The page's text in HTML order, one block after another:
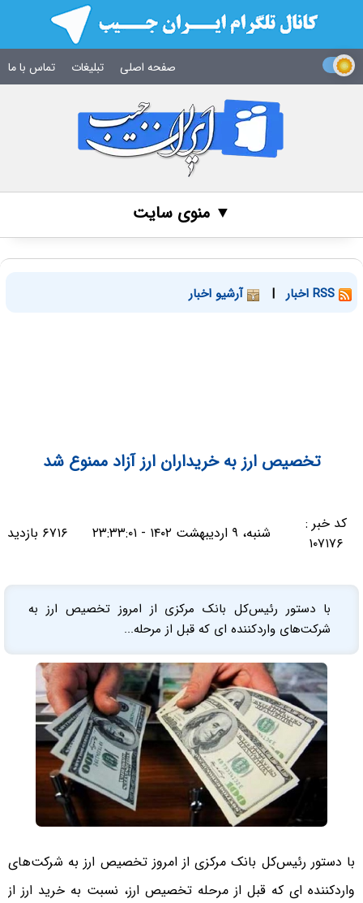
صفحه اصلی تبلیغات تماس با ما
▼ منوی سایت
| آرشیو اخبار
تخصیص ارز به خریداران ارز آزاد ممنوع شد
کد خبر :
۱۰۷۱۷۶
شنبه، ۹ اردیبهشت ۱۴۰۲ - ۲۳:۳۳:۰۱ ۶۷۱۶ بازدید
با دستور رئیس‌کل بانک مرکزی از امروز تخصیص ارز به
شرکت‌های واردکننده ای که قبل از مرحله...
با دستور رئیس‌کل بانک مرکزی از امروز تخصیص ارز به شرکت‌های
واردکننده ای که قبل از مرحله تخصیص ارز، نسبت به خرید ارز از